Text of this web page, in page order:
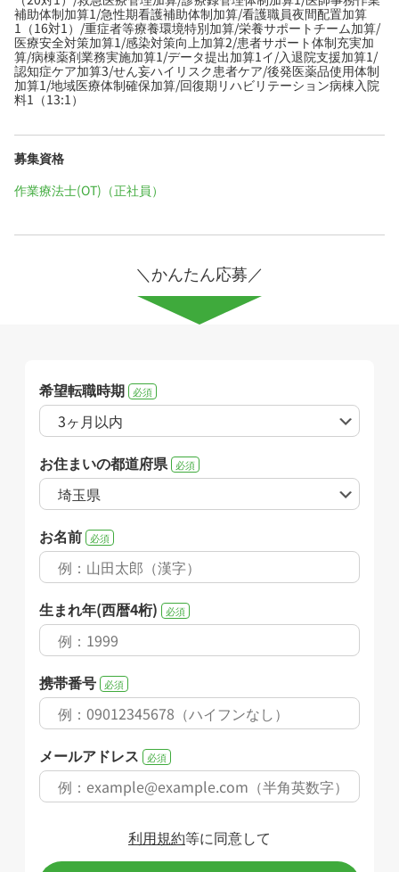
補助体制加算1/急性期看護補助体制加算/看護職員夜間配置加算
1（16対1）/重症者等療養環境特別加算/栄養サポートチーム加算/
医療安全対策加算1/感染対策向上加算2/患者サポート体制充実加
算/病棟薬剤業務実施加算1/データ提出加算1イ/入退院支援加算1/
認知症ケア加算3/せん妄ハイリスク患者ケア/後発医薬品使用体制
加算1/地域医療体制確保加算/回復期リハビリテーション病棟入院
料1（13:1）
募集資格
作業療法士(OT)（正社員）
＼かんたん応募／
希望転職時期 必須
お住まいの都道府県 必須
お名前 必須
生まれ年(西暦4桁) 必須
携帯番号 必須
メールアドレス 必須
利用規約等に同意して